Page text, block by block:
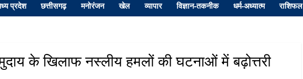
प्रदेश छत्तीसगढ़ मनोरंजन खेल व्यापार विज्ञान-तकनीक धर्म-अध्यात्म राशिफल
के खिलाफ नस्लीय हमलों की घटनाओं में बढ़ोत्तरी